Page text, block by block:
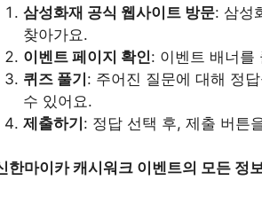
삼성화재 공식 웹사이트 방문: 삼성
찾아가요.
이벤트 페이지 확인: 이벤트 배너를
퀴즈 풀기: 주어진 질문에 대해 정
수 있어요.
제출하기: 정답 선택 후, 제출 버튼
한마이카 캐시워크 이벤트의 모든 정